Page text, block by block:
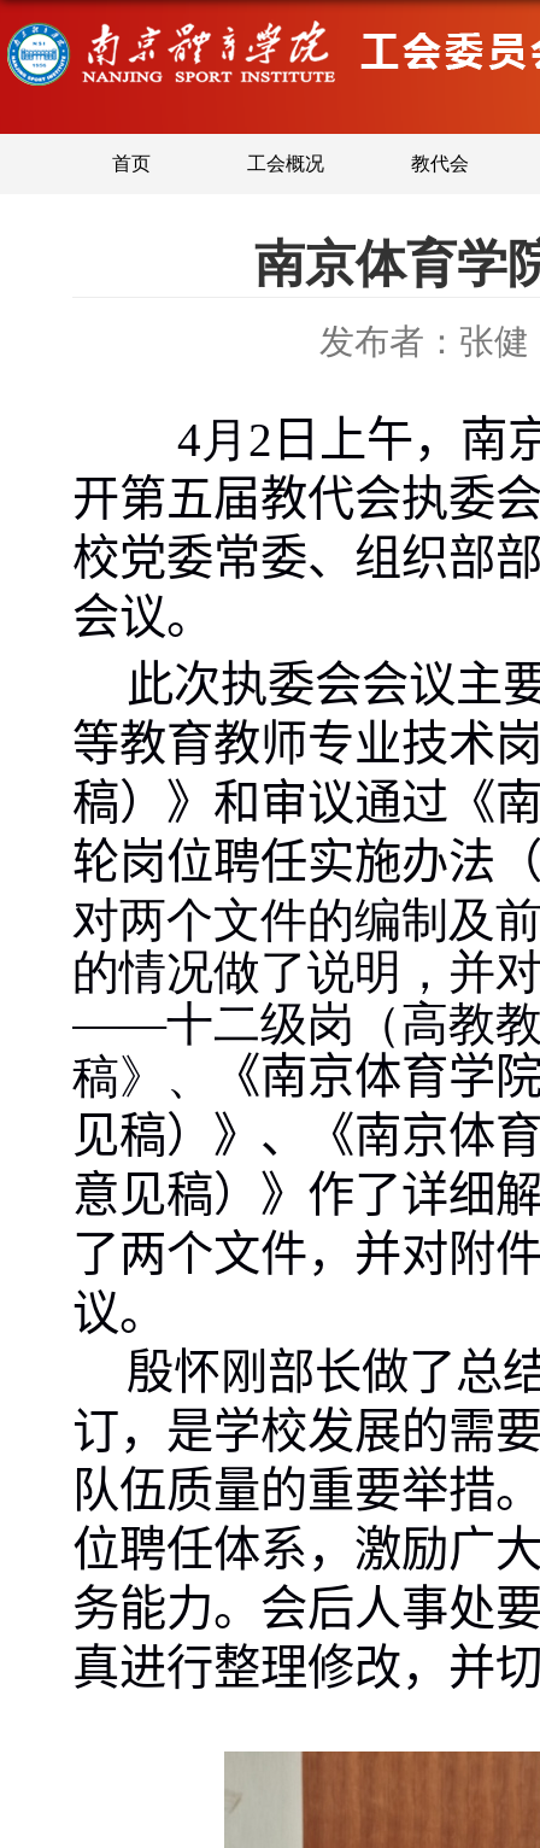
首页 工会概况 教代会
南京体育学
发布者：张健
4月 2 日 上午， 南
开第五届教代会执委
校党委常委、组织部
会议。
此次执委会会议主
等教育教师专业技术
稿） 》和审议通过《
轮岗位聘任实施办法
对两个文件的编制及
的情况做了说明，并
——十二级岗（高教教
稿》、
《南京体育学
见稿）》、《南京体
意见稿）》作了详细
了两个文件，并对附
议。
殷怀刚部长做了总
订，是学校发展的需
队伍质量的重要举措
位聘任体系，激励广
务能力。 会后人事处
真进行整理修改，并